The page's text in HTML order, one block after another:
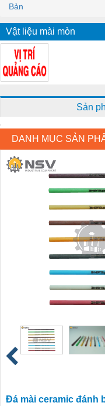
Bản
Vật liệu mài mòn
Sản
DANH MỤC SẢN
Đá mài ceramic đánh